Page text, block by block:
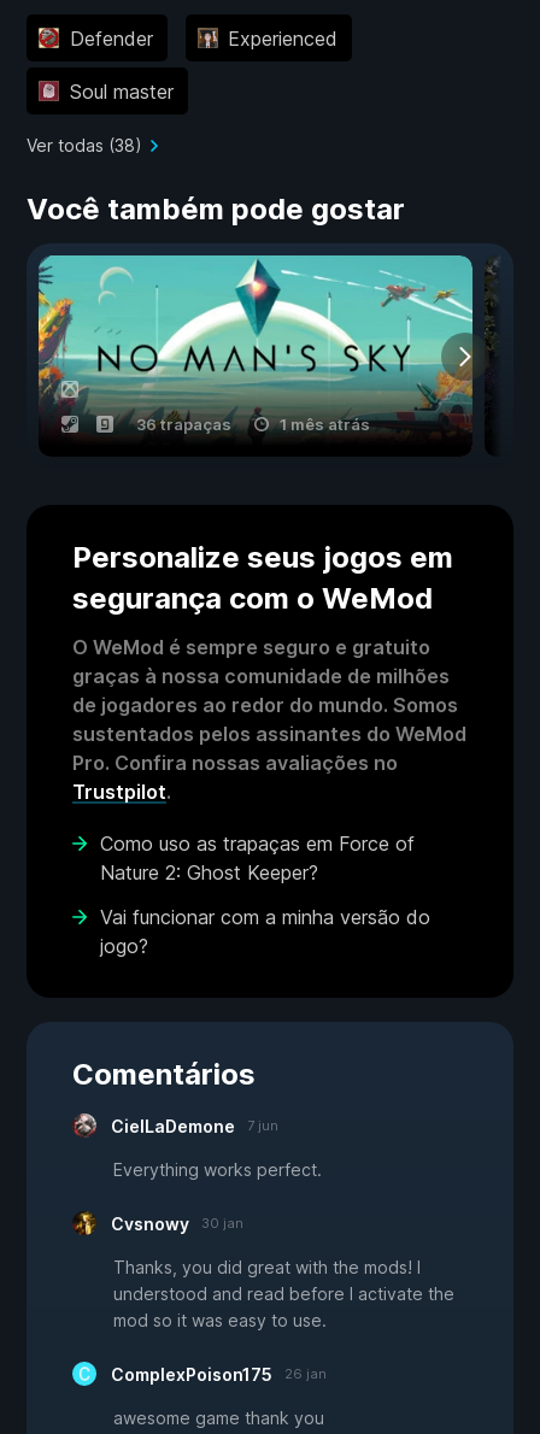
Defender Experienced
Soul master
Ver todas (38)
Você também pode gostar
36 trapaças 1 mês atrás
Personalize seus jogos em
segurança com o WeMod
O WeMod é sempre seguro e gratuito
graças à nossa comunidade de milhões
de jogadores ao redor do mundo. Somos
sustentados pelos assinantes do WeMod
Pro. Confira nossas avaliações no
Trustpilot.
Como uso as trapaças em Force of
Nature 2: Ghost Keeper?
Vai funcionar com a minha versão do
jogo?
Comentários
CielLaDemone 7 jun
Everything works perfect.
Cvsnowy 30 jan
Thanks, you did great with the mods! I
understood and read before I activate the
mod so it was easy to use.
ComplexPoison175 26 jan
awesome game thank you